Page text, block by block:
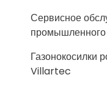
Сервисное
Газонокосилки
Villartec